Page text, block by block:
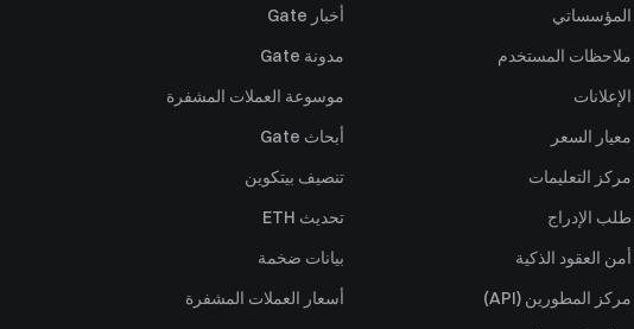
المؤسساتي
ملاحظات المستخدم
الإعلانات
معيار السعر
مركز التعليمات
طلب الإدراج
أمن العقود الذكية
مركز المطورين (API)
أخبار Gate
مدونة Gate
موسوعة العملات المشفرة
أبحاث Gate
تنصيف بيتكوين
تحديث ETH
بيانات ضخمة
أسعار العملات المشفرة